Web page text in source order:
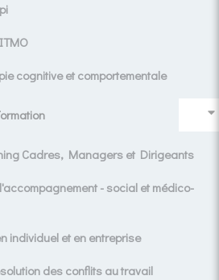
cognitive et comportementale
Cadres, Managers et Dirigeants
- social et médico-
individuel et en entreprise
des conflits au travail